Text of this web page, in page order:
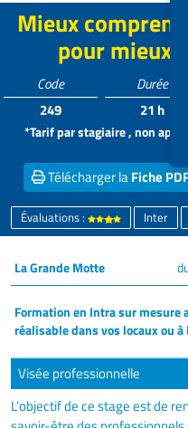
Mieux
pour mieux
Code
249
Durée
21 h
*Tarif par stagiaire , non
Télécharger laFiche
Évaluations : Inter
La Grande Motte
Formation en Intra sur mesure
réalisable dans vos locaux ou à
Visée professionnelle
L’objectif de ce stage est de